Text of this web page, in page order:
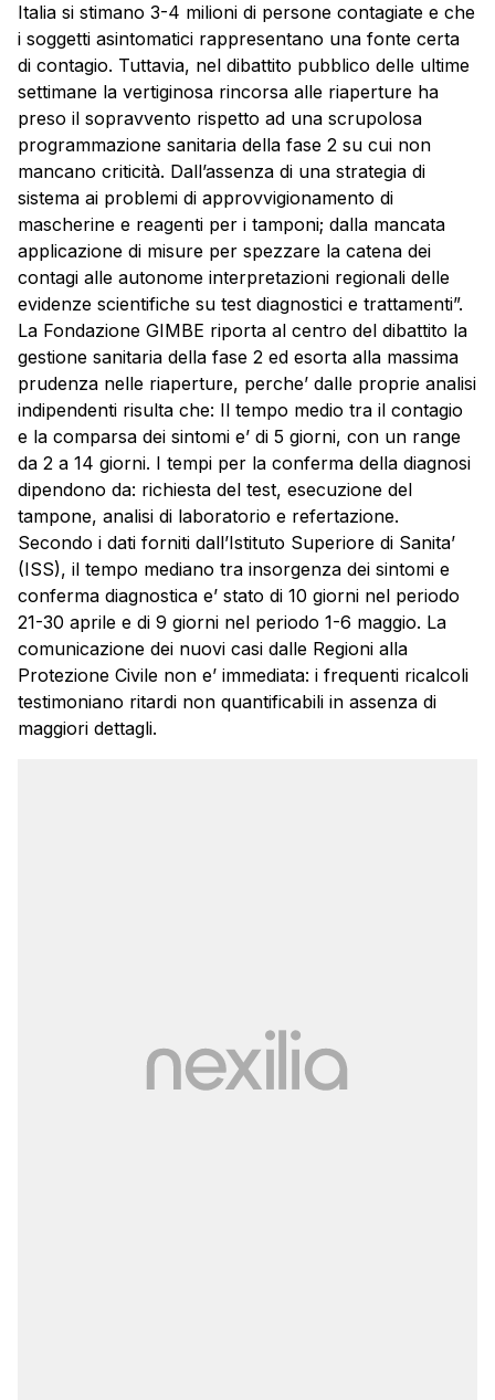
Italia si stimano 3-4 milioni di persone contagiate e che
i soggetti asintomatici rappresentano una fonte certa
di contagio. Tuttavia, nel dibattito pubblico delle ultime
settimane la vertiginosa rincorsa alle riaperture ha
preso il sopravvento rispetto ad una scrupolosa
programmazione sanitaria della fase 2 su cui non
mancano criticità. Dall’assenza di una strategia di
sistema ai problemi di approvvigionamento di
mascherine e reagenti per i tamponi; dalla mancata
applicazione di misure per spezzare la catena dei
contagi alle autonome interpretazioni regionali delle
evidenze scientifiche su test diagnostici e trattamenti”.
La Fondazione GIMBE riporta al centro del dibattito la
gestione sanitaria della fase 2 ed esorta alla massima
prudenza nelle riaperture, perche’ dalle proprie analisi
indipendenti risulta che: Il tempo medio tra il contagio
e la comparsa dei sintomi e’ di 5 giorni, con un range
da 2 a 14 giorni. I tempi per la conferma della diagnosi
dipendono da: richiesta del test, esecuzione del
tampone, analisi di laboratorio e refertazione.
Secondo i dati forniti dall’Istituto Superiore di Sanita’
(ISS), il tempo mediano tra insorgenza dei sintomi e
conferma diagnostica e’ stato di 10 giorni nel periodo
21-30 aprile e di 9 giorni nel periodo 1-6 maggio. La
comunicazione dei nuovi casi dalle Regioni alla
Protezione Civile non e’ immediata: i frequenti ricalcoli
testimoniano ritardi non quantificabili in assenza di
maggiori dettagli.